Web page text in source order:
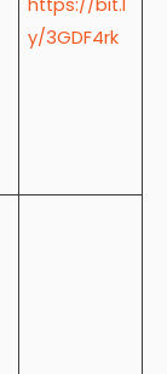
https://bit.l
y/3GDF4rk